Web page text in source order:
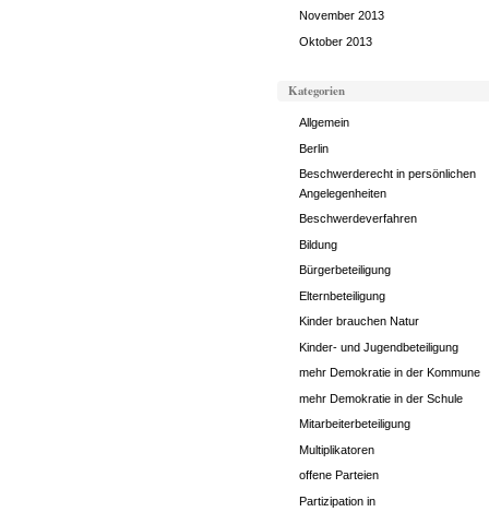
November 2013
Oktober 2013
Kategorien
Allgemein
Berlin
Beschwerderecht in persönlichen
Angelegenheiten
Beschwerdeverfahren
Bildung
Bürgerbeteiligung
Elternbeteiligung
Kinder brauchen Natur
Kinder- und Jugendbeteiligung
mehr Demokratie in der Kommune
mehr Demokratie in der Schule
Mitarbeiterbeteiligung
Multiplikatoren
offene Parteien
Partizipation in